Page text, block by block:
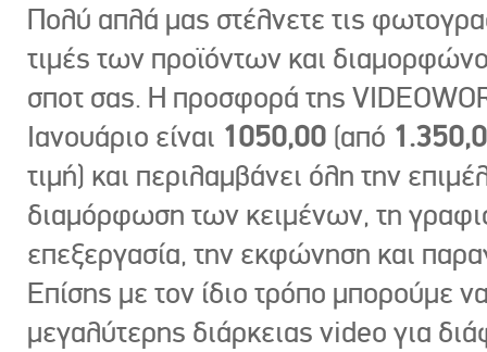
Πολύ απλά μας στέλνετε τις
τιμές των προϊόντων και
σποτ σας. Η προσφορά της
Ιανουάριο είναι 1050,00 (από
τιμή) και περιλαμβάνει όλη την
διαμόρφωση των κειμένων, τη
επεξεργασία, την εκφώνηση και
Επίσης με τον ίδιο τρόπο μπορούμε
μεγαλύτερης διάρκειας video για